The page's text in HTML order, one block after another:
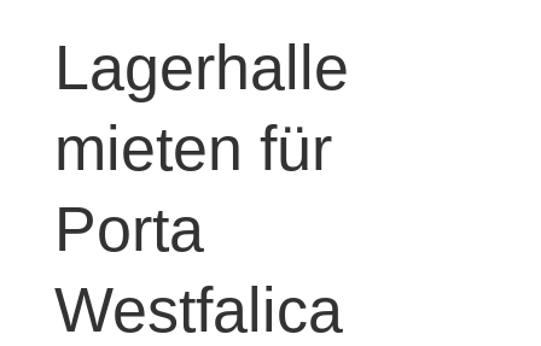
Lagerhalle
mieten für
Porta
Westfalica